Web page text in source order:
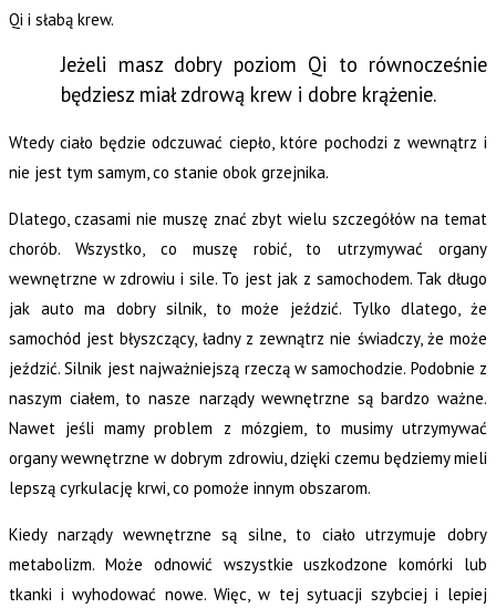
Qi i słabą krew.
Jeżeli masz dobry poziom Qi to równocześnie
będziesz miał zdrową krew i dobre krążenie.
Wtedy ciało będzie odczuwać ciepło, które pochodzi z wewnątrz i
nie jest tym samym, co stanie obok grzejnika.
Dlatego, czasami nie muszę znać zbyt wielu szczegółów na temat
chorób. Wszystko, co muszę robić, to utrzymywać organy
wewnętrzne w zdrowiu i sile. To jest jak z samochodem. Tak długo
jak auto ma dobry silnik, to może jeździć. Tylko dlatego, że
samochód jest błyszczący, ładny z zewnątrz nie świadczy, że może
jeździć. Silnik jest najważniejszą rzeczą w samochodzie. Podobnie z
naszym ciałem, to nasze narządy wewnętrzne są bardzo ważne.
Nawet jeśli mamy problem z mózgiem, to musimy utrzymywać
organy wewnętrzne w dobrym zdrowiu, dzięki czemu będziemy mieli
lepszą cyrkulację krwi, co pomoże innym obszarom.
Kiedy narządy wewnętrzne są silne, to ciało utrzymuje dobry
metabolizm. Może odnowić wszystkie uszkodzone komórki lub
tkanki i wyhodować nowe. Więc, w tej sytuacji szybciej i lepiej